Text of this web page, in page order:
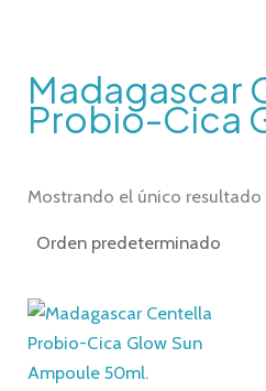
Madagascar
Probio-Cica
Mostrando el único resultado